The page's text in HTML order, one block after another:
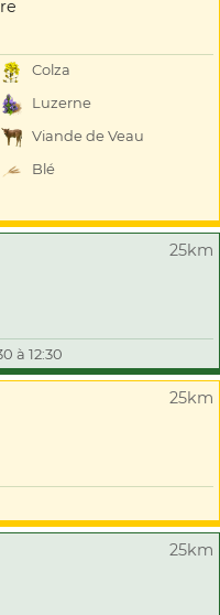
Colza
Luzerne
Viande de Veau
Blé
25km
à 12:30
25km
25km